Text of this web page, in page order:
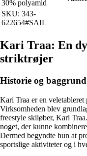
30% polyamid
SKU: 343-
622654#SAIL
Kari Traa: En
striktrøjer
Historie og baggrund
Kari Traa er en
Virksomheden blev
freestyle skiløber, Kari
noget, der kunne
Dermed begyndte hun at
sportslige aktiviteter og i